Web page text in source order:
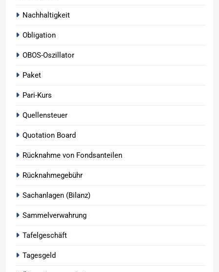
Nachhaltigkeit
Obligation
OBOS-Oszillator
Paket
Pari-Kurs
Quellensteuer
Quotation Board
Rücknahme von Fondsanteilen
Rücknahmegebühr
Sachanlagen (Bilanz)
Sammelverwahrung
Tafelgeschäft
Tagesgeld